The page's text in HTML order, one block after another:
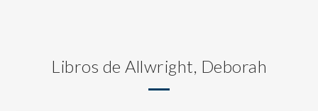
Libros de Allwright, Deborah